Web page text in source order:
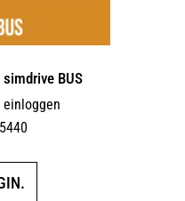
BUS